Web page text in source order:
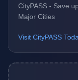
CityPASS - Save
Major Cities
Visit CityPASS